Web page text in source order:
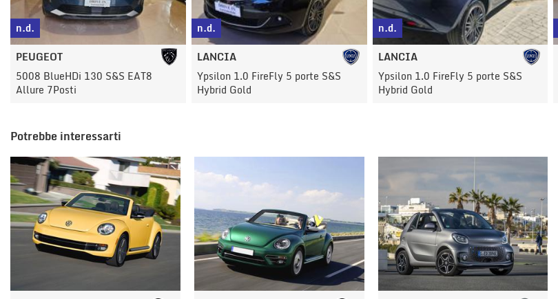
n.d.
LANCIA
Ypsilon 1.0 FireFly 5 porte S&S
Hybrid Gold
n.d.
LANCIA
Ypsilon 1.0 FireFly 5 porte S&S
Hybrid Gold
n.d.
LANCIA
Ypsilon 1.0 FireFly Hybrid Silver
Potrebbe interessarti